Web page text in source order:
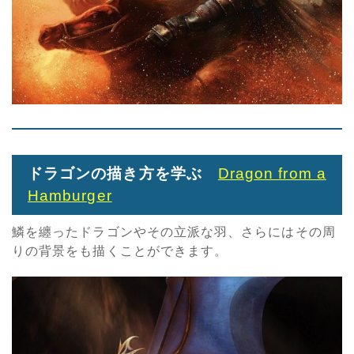
ドラゴンの描き方を学ぶ
Dragon from a
Hamburger
鱗を纏ったドラゴンやその立派な羽、さらにはその周
りの背景をも描くことができます。